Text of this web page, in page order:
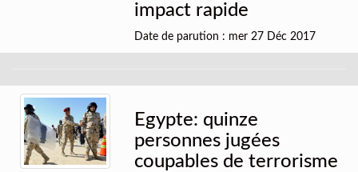
impact rapide
Date de parution : mer 27 Déc 2017
Egypte: quinze
personnes jugées
coupables de terrorisme